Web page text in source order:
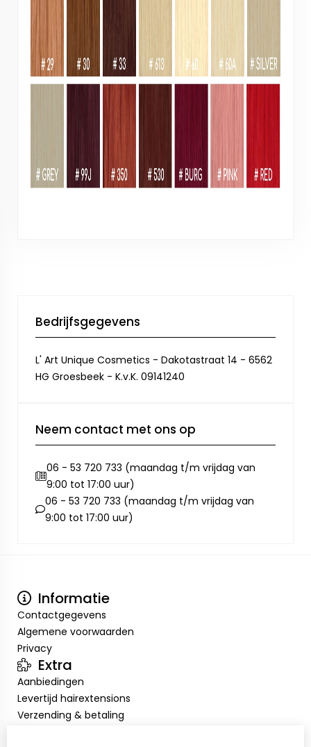
Bedrijfsgegevens
L' Art Unique Cosmetics - Dakotastraat 14 - 6562
HG Groesbeek - K.v.K. 09141240
Neem contact met ons op
06 - 53 720 733 (maandag t/m vrijdag van
9:00 tot 17:00 uur)
06 - 53 720 733 (maandag t/m vrijdag van
9:00 tot 17:00 uur)
Informatie
Contactgegevens
Algemene voorwaarden
Privacy
Extra
Aanbiedingen
Levertijd hairextensions
Verzending & betaling